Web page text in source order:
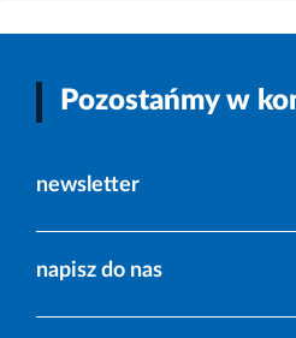
Pozostańmy w
newsletter
napisz do nas